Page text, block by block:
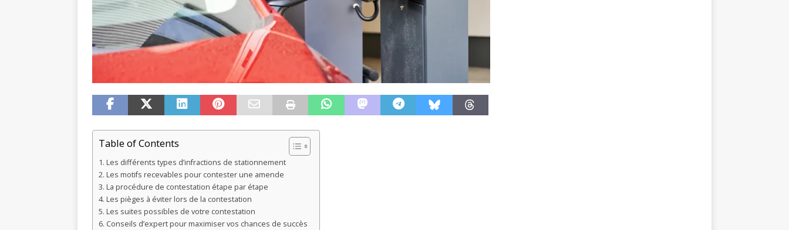
Table of Contents
Les différents types d’infractions de stationnement
Les motifs recevables pour contester une amende
La procédure de contestation étape par étape
Les pièges à éviter lors de la contestation
Les suites possibles de votre contestation
Conseils d’expert pour maximiser vos chances de succès